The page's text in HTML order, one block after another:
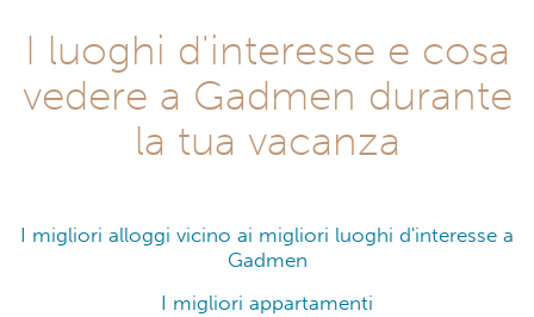
I luoghi d'interesse e cosa
vedere a Gadmen durante
la tua vacanza
I migliori alloggi vicino ai migliori luoghi d'interesse a
Gadmen
I migliori appartamenti